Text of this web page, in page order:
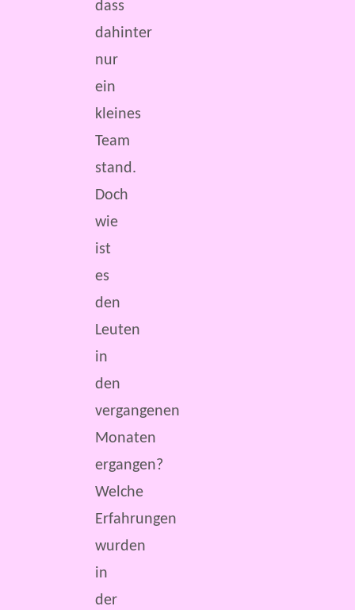
dass
dahinter
nur
ein
kleines
Team
stand.
Doch
wie
ist
es
den
Leuten
in
den
vergangenen
Monaten
ergangen?
Welche
Erfahrungen
wurden
in
der